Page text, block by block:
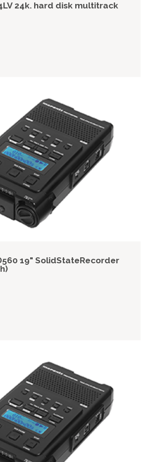
24k. hard disk multitrack
19" SolidStateRecorder